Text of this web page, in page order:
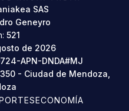
SAS
Geneyro
521
de 2026
APN-DNDA#MJ
- Ciudad de Mendoza,
ECONOMÍA